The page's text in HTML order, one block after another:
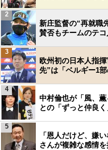
新庄監督の“再就職
賛否もチームのテ
2
欧州初の日本人指
先”は「ベルギー1
3
中村倫也が「風、
との「ずっと仲良
4
「恩人だけど、嫌
さんが複雑な感情
5